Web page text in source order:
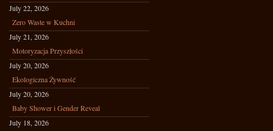
July 22, 2026
Zero Waste w Kuchni
July 21, 2026
Motoryzacja Przyszłości
July 20, 2026
Ekologiczna Żywność
July 20, 2026
Baby Shower i Gender Reveal
July 18, 2026